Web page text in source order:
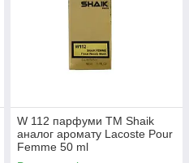
W 112 парфуми ТМ Shaik
аналог аромату Lacoste Pour
Femme 50 ml